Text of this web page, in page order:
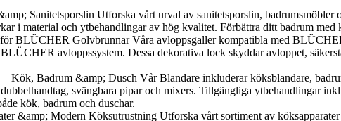
Sanitetsporslin Utforska vårt urval av sanitetsporslin,
i material och ytbehandlingar av hög kvalitet. Förbättra ditt badrum med
BLÜCHER Golvbrunnar Våra avloppsgaller kompatibla med
avloppssystem. Dessa dekorativa lock skyddar avloppet,
Kök, Badrum &amp; Dusch Vår Blandare inkluderar köksblandare,
svängbara pipar och mixers. Tillgängliga ytbehandlingar
kök, badrum och duschar.
&amp; Modern Köksutrustning Utforska vårt sortiment av